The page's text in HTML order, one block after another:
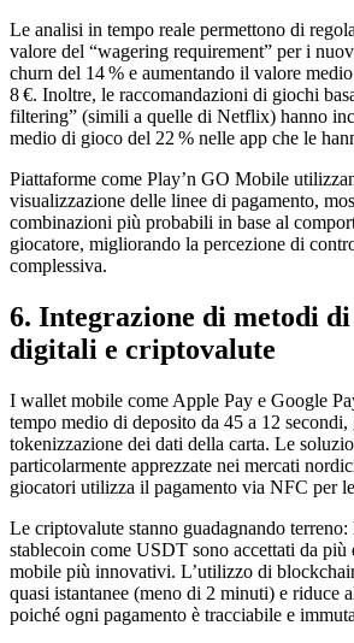
Le analisi in tempo reale permettono di
valore del “wagering requirement” per i
churn del 14 % e aumentando il valore
8 €. Inoltre, le raccomandazioni di giochi
filtering” (simili a quelle di Netflix) hanno
medio di gioco del 22 % nelle app che le
Piattaforme come Play’n GO Mobile
visualizzazione delle linee di pagamento,
combinazioni più probabili in base al
giocatore, migliorando la percezione di
complessiva.
6. Integrazione di metodi di
digitali e criptovalute
I wallet mobile come Apple Pay e Google
tempo medio di deposito da 45 a 12 secondi,
tokenizzazione dei dati della carta. Le
particolarmente apprezzate nei mercati
giocatori utilizza il pagamento via NFC per
Le criptovalute stanno guadagnando
stablecoin come USDT sono accettati da più
mobile più innovativi. L’utilizzo di
quasi istantanee (meno di 2 minuti) e riduce
poiché ogni pagamento è tracciabile e